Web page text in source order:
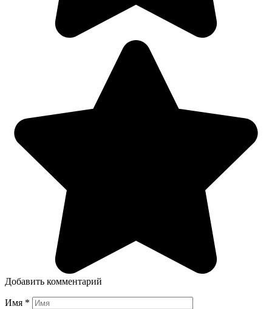
Добавить комментарий
Имя *